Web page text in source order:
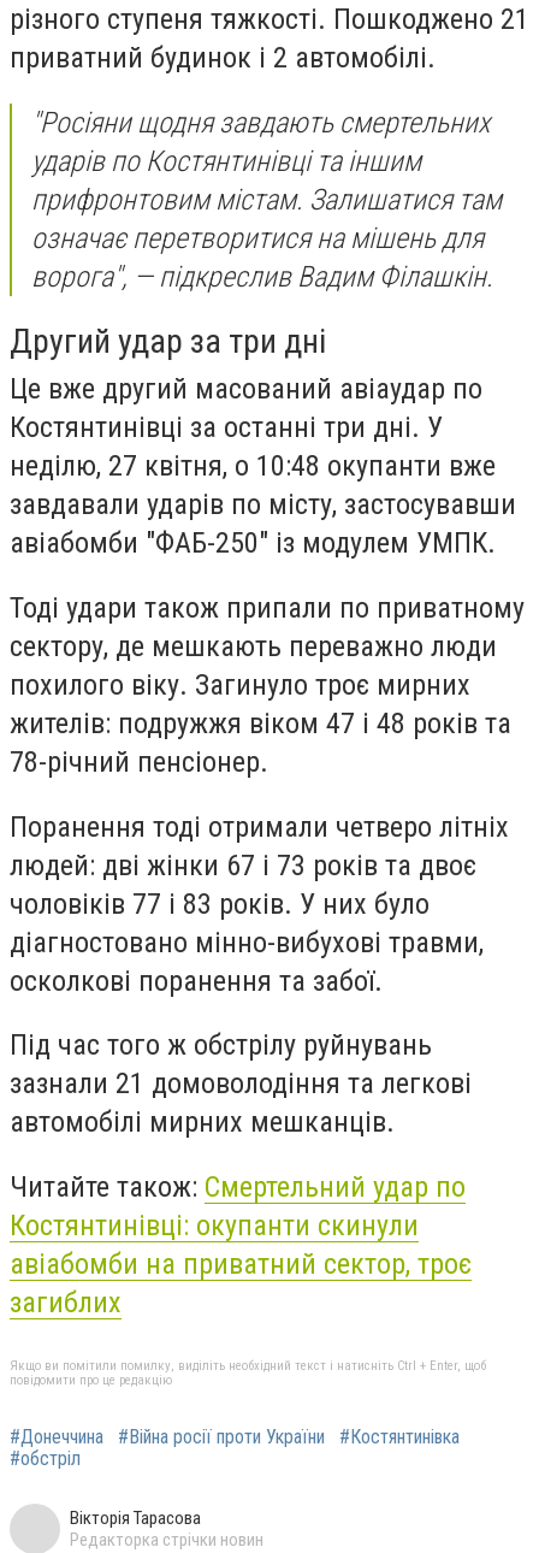
різного ступеня тяжкості. Пошкоджено 21
приватний будинок і 2 автомобілі.
"Росіяни щодня завдають смертельних
ударів по Костянтинівці та іншим
прифронтовим містам. Залишатися там
означає перетворитися на мішень для
ворога", — підкреслив Вадим Філашкін.
Другий удар за три дні
Це вже другий масований авіаудар по
Костянтинівці за останні три дні. У
неділю, 27 квітня, о 10:48 окупанти вже
завдавали ударів по місту, застосувавши
авіабомби "ФАБ-250" із модулем УМПК.
Тоді удари також припали по приватному
сектору, де мешкають переважно люди
похилого віку. Загинуло троє мирних
жителів: подружжя віком 47 і 48 років та
78-річний пенсіонер.
Поранення тоді отримали четверо літніх
людей: дві жінки 67 і 73 років та двоє
чоловіків 77 і 83 років. У них було
діагностовано мінно-вибухові травми,
осколкові поранення та забої.
Під час того ж обстрілу руйнувань
зазнали 21 домоволодіння та легкові
автомобілі мирних мешканців.
Читайте також: Смертельний удар по
Костянтинівці: окупанти скинули
авіабомби на приватний сектор, троє
загиблих
Якщо ви помітили помилку, виділіть необхідний текст і натисніть Ctrl + Enter, щоб
повідомити про це редакцію
#Донеччина #Війна росії проти України
#Костянтинівка
#обстріл
Вікторія Тарасова
Редакторка стрічки новин